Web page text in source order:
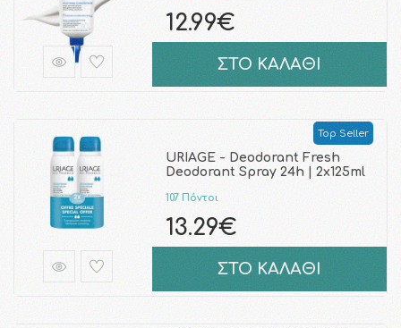
12.99€
ΣΤΟ ΚΑΛΑΘΙ
Top Seller
URIAGE - Deodorant Fresh
Deodorant Spray 24h | 2x125ml
107 Πόντοι
13.29€
ΣΤΟ ΚΑΛΑΘΙ